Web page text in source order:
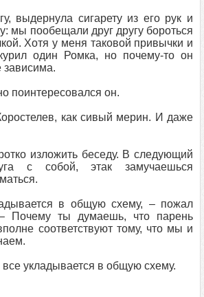
выдернула сигарету из его рук и
мы пообещали друг другу бороться
Хотя у меня таковой привычки и
один Ромка, но почему-то он
зависима.
поинтересовался он.
как сивый мерин. И даже
изложить беседу. В следующий
с собой, этак замучаешься
в общую схему, – пожал
Почему ты думаешь, что парень
соответствуют тому, что мы и
все укладывается в общую схему.